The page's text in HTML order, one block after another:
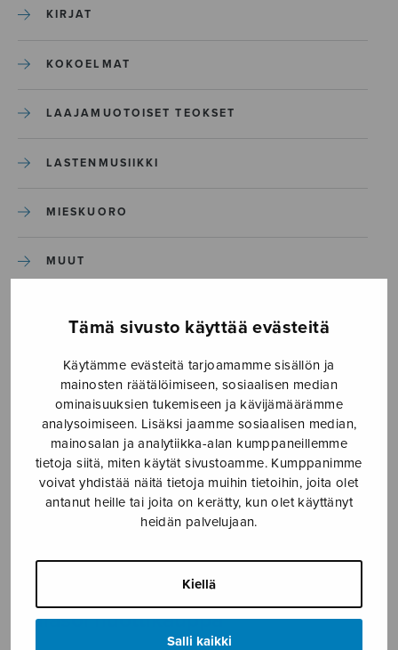
Tämä sivusto käyttää evästeitä
Käytämme evästeitä tarjoamamme sisällön ja
mainosten räätälöimiseen, sosiaalisen median
ominaisuuksien tukemiseen ja kävijämäärämme
analysoimiseen. Lisäksi jaamme sosiaalisen median,
mainosalan ja analytiikka-alan kumppaneillemme
tietoja siitä, miten käytät sivustoamme. Kumppanimme
voivat yhdistää näitä tietoja muihin tietoihin, joita olet
antanut heille tai joita on kerätty, kun olet käyttänyt
heidän palvelujaan.
Kiellä
Salli kaikki
KIRJAT
KOKOELMAT
LAAJAMUOTOISET TEOKSET
LASTENMUSIIKKI
MIESKUORO
MUUT
SEKAKUORO
SOITINKOULUT JA OPPAAT
SOITINMUSIIKKI
YKSINLAULU
YLEINEN
Sulasol nuottikauppa